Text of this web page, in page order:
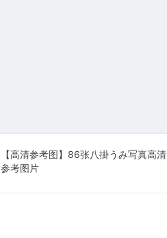
【高清参考图】86张八掛うみ写真高清
参考图片